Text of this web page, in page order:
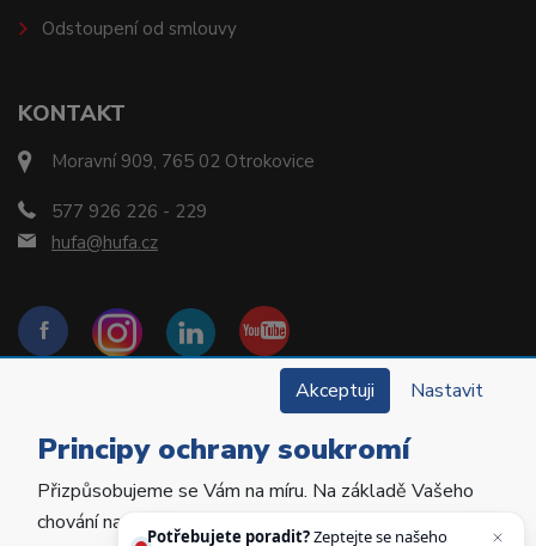
KONTAKT
Moravní 909, 765 02 Otrokovice
577 926 226 - 229
hufa@hufa.cz
Odstoupení od smlouvy
Copyright © 2022 Hu-Fa Dental a.s. Všechna práva
vyhrazena.
Akceptuji Nastavit
Principy ochrany soukromí
Přizpůsobujeme se Vám na míru. Na základě Vašeho
chování na webu personalizujeme jeho obsah a
Potřebujete poradit?Zeptejte se našeho